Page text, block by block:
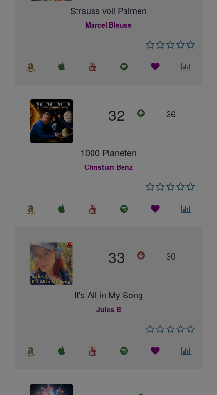
Strauss voll Palmen
Marcel Bleuse
32 36
1000 Planeten
Christian Benz
33 30
It's All in My Song
Jules B